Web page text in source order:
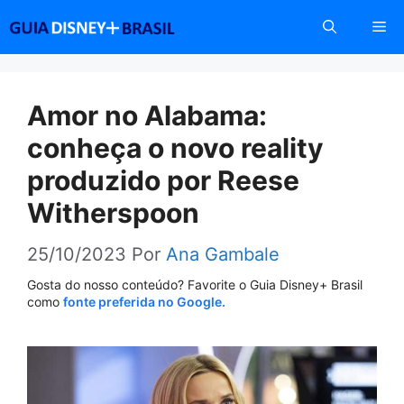
conteúdo
Amor no Alabama:
conheça o novo reality
produzido por Reese
Witherspoon
25/10/2023 Por Ana Gambale
Gosta do nosso conteúdo? Favorite o Guia Disney+ Brasil
como fonte preferida no Google.